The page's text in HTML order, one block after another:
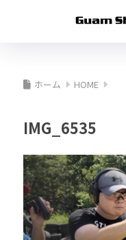
ホーム HOME
IMG_6535